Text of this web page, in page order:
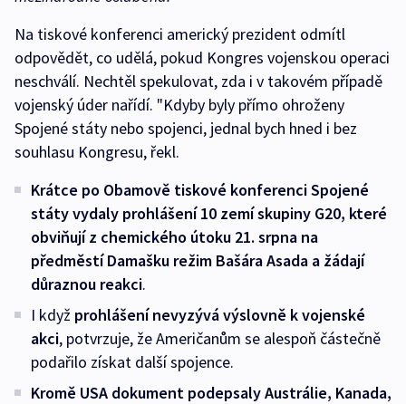
Na tiskové konferenci americký prezident odmítl
odpovědět, co udělá, pokud Kongres vojenskou operaci
neschválí. Nechtěl spekulovat, zda i v takovém případě
vojenský úder nařídí. "Kdyby byly přímo ohroženy
Spojené státy nebo spojenci, jednal bych hned i bez
souhlasu Kongresu, řekl.
Krátce po Obamově tiskové konferenci Spojené
státy vydaly prohlášení 10 zemí skupiny G20, které
obviňují z chemického útoku 21. srpna na
předměstí Damašku režim Bašára Asada a žádají
důraznou reakci.
I když prohlášení nevyzývá výslovně k vojenské
akci, potvrzuje, že Američanům se alespoň částečně
podařilo získat další spojence.
Kromě USA dokument podepsaly Austrálie, Kanada,